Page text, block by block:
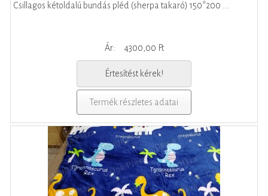
Csillagos kétoldalú bundás pléd (sherpa takaró) 150*200 ...
Ár: 4300,00 Ft
Értesítést kérek!
Termék részletes adatai